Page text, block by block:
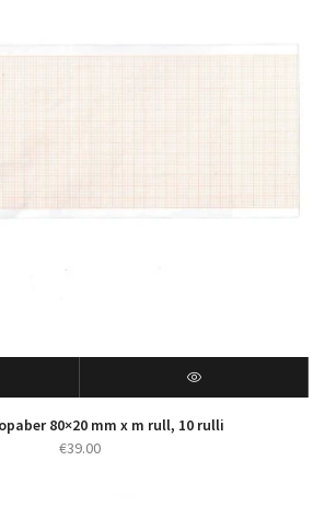
80×20 mm x m rull, 10 rulli
€39.00